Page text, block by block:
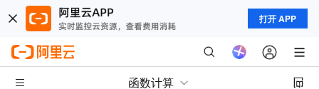
打开 APP
函数计算